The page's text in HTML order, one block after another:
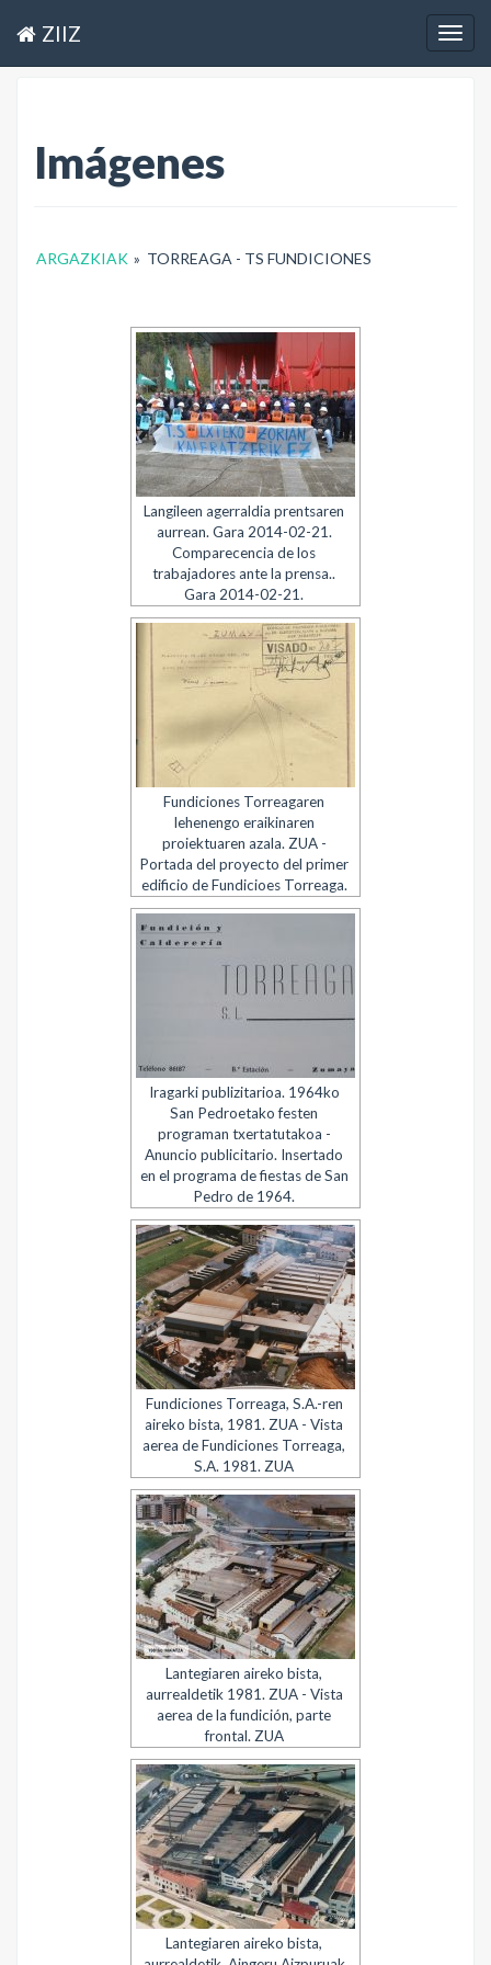
ZIIZ
Imágenes
ARGAZKIAK » TORREAGA - TS FUNDICIONES
Langileen agerraldia prentsaren
aurrean. Gara 2014-02-21.
Comparecencia de los
trabajadores ante la prensa..
Gara 2014-02-21.
Fundiciones Torreagaren
lehenengo eraikinaren
proiektuaren azala. ZUA -
Portada del proyecto del primer
edificio de Fundicioes Torreaga.
Iragarki publizitarioa. 1964ko
San Pedroetako festen
programan txertatutakoa -
Anuncio publicitario. Insertado
en el programa de fiestas de San
Pedro de 1964.
Fundiciones Torreaga, S.A.-ren
aireko bista, 1981. ZUA - Vista
aerea de Fundiciones Torreaga,
S.A. 1981. ZUA
Lantegiaren aireko bista,
aurrealdetik 1981. ZUA - Vista
aerea de la fundición, parte
frontal. ZUA
Lantegiaren aireko bista,